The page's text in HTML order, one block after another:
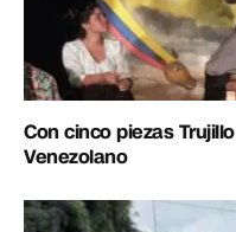
Con cinco piezas
Venezolano